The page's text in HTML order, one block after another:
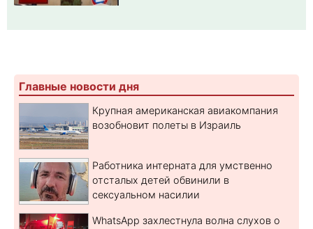
Главные новости дня
Крупная американская авиакомпания
возобновит полеты в Израиль
Работника интерната для умственно
отсталых детей обвинили в
сексуальном насилии
WhatsApp захлестнула волна слухов о